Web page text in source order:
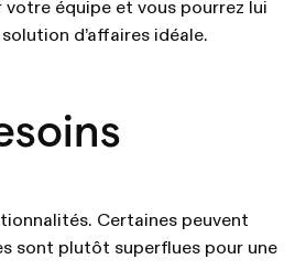
équipe et vous pourrez lui
d’affaires idéale.
Certaines peuvent
sont plutôt superflues pour une